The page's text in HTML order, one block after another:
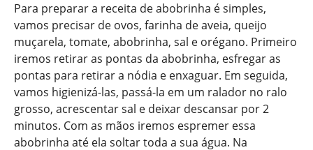
Para preparar a receita de abobrinha é simples,
vamos precisar de ovos, farinha de aveia, queijo
muçarela, tomate, abobrinha, sal e orégano. Primeiro
iremos retirar as pontas da abobrinha, esfregar as
pontas para retirar a nódia e enxaguar. Em seguida,
vamos higienizá-las, passá-la em um ralador no ralo
grosso, acrescentar sal e deixar descansar por 2
minutos. Com as mãos iremos espremer essa
abobrinha até ela soltar toda a sua água. Na